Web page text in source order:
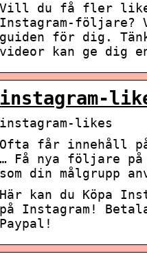
Vill du få fler likes
Instagram-följare?
guiden för dig.
videor kan ge dig
instagram-
instagram-likes
Ofta får innehåll
… Få nya följare på
som din målgrupp
Här kan du Köpa
på Instagram!
Paypal!